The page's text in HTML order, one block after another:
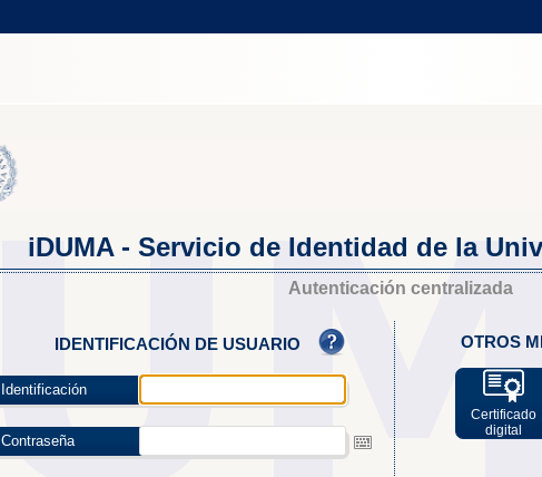
iDUMA - Servicio de Identidad de la
Autenticación centralizada
IDENTIFICACIÓN DE USUARIO
Identificación
Contraseña
OTROS
Certificado
digital